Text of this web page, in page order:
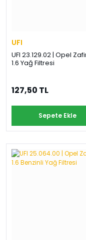
UFI
UFI 23.129.02 | Opel
1.6 Yağ Filtresi
127,50 TL
Sepete Ekle